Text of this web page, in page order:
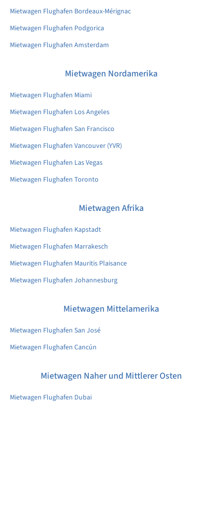
Mietwagen Flughafen Bordeaux-Mérignac
Mietwagen Flughafen Podgorica
Mietwagen Flughafen Amsterdam
Mietwagen Nordamerika
Mietwagen Flughafen Miami
Mietwagen Flughafen Los Angeles
Mietwagen Flughafen San Francisco
Mietwagen Flughafen Vancouver (YVR)
Mietwagen Flughafen Las Vegas
Mietwagen Flughafen Toronto
Mietwagen Afrika
Mietwagen Flughafen Kapstadt
Mietwagen Flughafen Marrakesch
Mietwagen Flughafen Mauritis Plaisance
Mietwagen Flughafen Johannesburg
Mietwagen Mittelamerika
Mietwagen Flughafen San José
Mietwagen Flughafen Cancún
Mietwagen Naher und Mittlerer Osten
Mietwagen Flughafen Dubai